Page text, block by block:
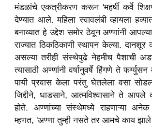
मंडळांचे एकत्रीकरण करून 'महर्षी कर्वे
देण्यात आले. महिला स्वावलंबी व्हायला
बनाव्यात हे उद्देश समोर ठेवून अण्णांनी
राज्यात ठिकठिकाणी स्थापन केल्या. दानशूर
असल्या तरीही संस्थेपुढे नेहमीच पैशाची
त्यासाठी अण्णांनी वर्षानुवर्षे हिंगणे ते फर्ग्युसन
पायी प्रवास केला परंतु घेतलेला वसा
जिद्दीने, धाडसाने, आत्मविश्वासाने ते आपले
होते. अण्णांच्या संस्थेमध्ये राहणाऱ्या अनेक
म्हणत, 'अण्णा तुम्ही नसते तर आमचे काय